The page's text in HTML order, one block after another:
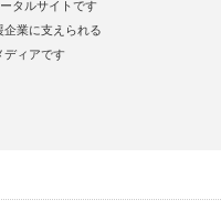
タルサイトです
業に支えられる
ディアです